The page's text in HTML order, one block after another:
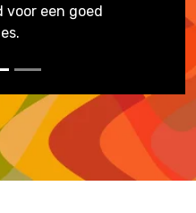
voor een goed